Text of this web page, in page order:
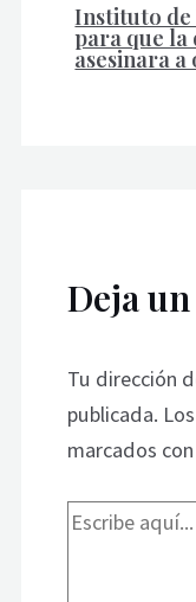
Instituto de
para que
asesinara
Deja
Tu dirección
publicada.
marcados con